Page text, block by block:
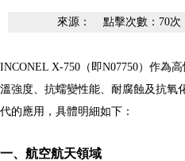
來源： 點擊次數：70次
INCONEL X-750 （即N07750）作為
溫強度、抗蠕變性能、耐腐蝕及抗氧
代的應用，具體明細如下：
一、航空航天領域